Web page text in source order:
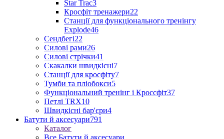
Star Trac3
Кросфіт тренажери22
Станції для функціонального тренінгу
Explode46
Сендбегі22
Силові рами26
Силові стрічки41
Скакалки швидкісні7
Станції для кросфіту7
Тумби та пліобокси5
Функціональний тренінг і Кроссфіт37
Петлі TRX10
Швидкісні бар'єри4
Батути й аксесуари791
Каталог
Все Батути й аксесуари